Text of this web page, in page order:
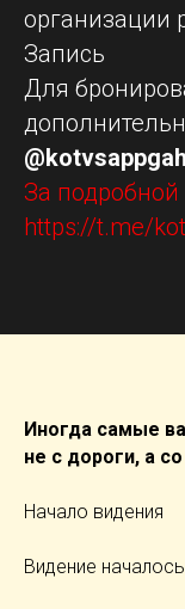
организации
Запись
Для
За
https://t.me/
Иногда самые
не с дороги, а
Начало видения
Видение